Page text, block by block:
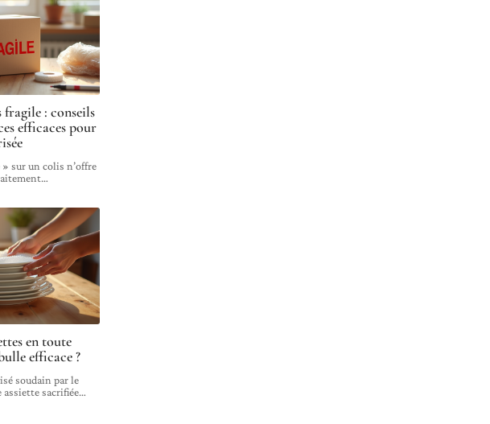
: conseils
efficaces pour
sur un colis n’offre
…
en toute
efficace ?
soudain par le
assiette sacrifiée…